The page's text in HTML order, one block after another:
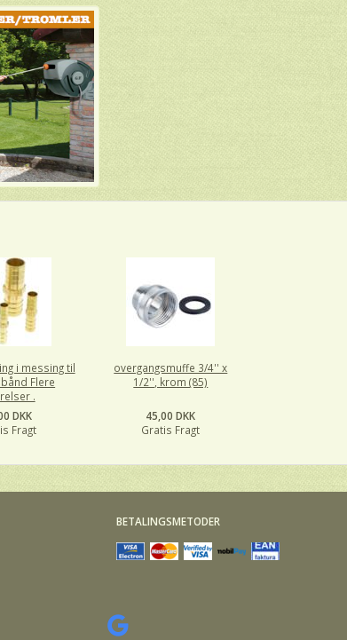
i messing til
Flere
.
DKK
Fragt
overgangsmuffe 3/4'' x
1/2'', krom (85)
45,00 DKK
Gratis Fragt
BETALINGSMETODER